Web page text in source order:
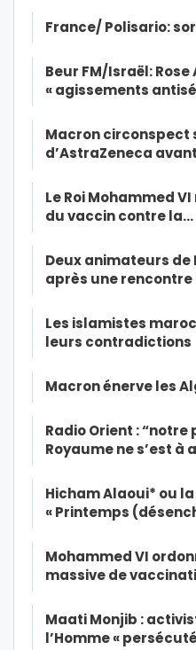
France/ Polisario:
Beur FM/Israël:
« agissements
Macron circonspect
d’AstraZeneca
Le Roi Mohammed
du vaccin contre la…
Deux animateurs de
après une
Les islamistes
leurs contradictions
Macron énerve les
Radio Orient :
Royaume ne s’est à
Hicham Alaoui* ou
« Printemps
Mohammed VI
massive de
Maati Monjib :
l’Homme «